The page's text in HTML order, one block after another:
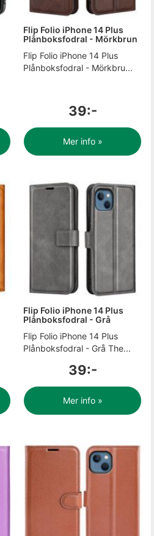
Flip Folio iPhone 14 Plus
Plånboksfodral - Mörkbrun
Flip Folio iPhone 14 Plus
Plånboksfodral - Mörkbru...
39:-
Mer info »
Flip Folio iPhone 14 Plus
Plånboksfodral - Grå
Flip Folio iPhone 14 Plus
Plånboksfodral - Grå The...
39:-
Mer info »